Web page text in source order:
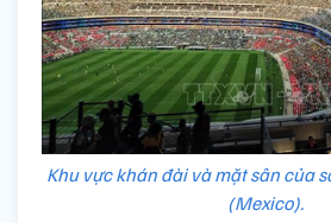
Khu vực khán đài và mặt sân của
(Mexico).